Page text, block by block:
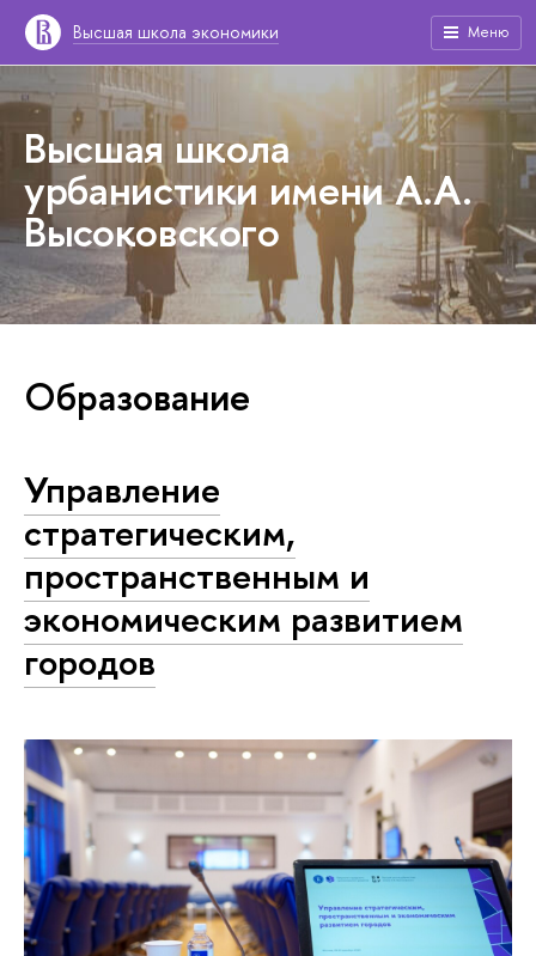
Высшая школа экономики Меню
Высшая школа
урбанистики имени А.А.
Высоковского
Образование
Управление
стратегическим,
пространственным и
экономическим развитием
городов